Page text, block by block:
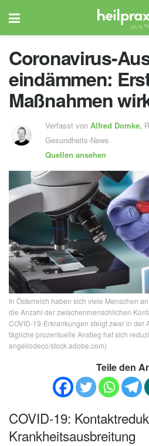
Coronavirus-
eindämmen:
Maßnahmen
Verfasst vonAlfred Domke,
Gesundheits-News
Quellen ansehen
In Österreich haben sich viele Menschen
die Anzahl der zwischenmenschlichen
COVID-19-Erkrankungen steigt zwar in der
tägliche prozentuelle Anstieg hat sich
angellodeco/stock.adobe.com)
Teile den
COVID-19:
Krankheitsausbreitung